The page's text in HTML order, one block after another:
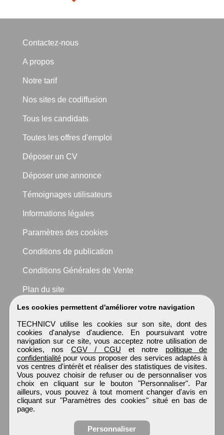
Les cookies permettent d'améliorer votre navigation
TECHNICV utilise les cookies sur son site, dont des
cookies d'analyse d'audience. En poursuivant votre
navigation sur ce site, vous acceptez notre utilisation de
cookies, nos CGV / CGU et notre politique de
confidentialitépour vous proposer des services adaptés à
vos centres d'intérêt et réaliser des statistiques de visites.
Vous pouvez choisir de refuser ou de personnaliser vos
choix en cliquant sur le bouton "Personnaliser". Par
ailleurs, vous pouvez à tout moment changer d'avis en
cliquant sur "Paramètres des cookies" situé en bas de
page.
Personnaliser
Contactez-nous
A propos
Notre tarif
Nos sites de codiffusion
Tous les candidats
Toutes les offres d'emploi
Déposer un CV
Déposer une annonce
Témoignages utilisateurs
Informations légales
Paramètres des cookies
Conditions de publication
Conditions Générales de Vente
Plan du site